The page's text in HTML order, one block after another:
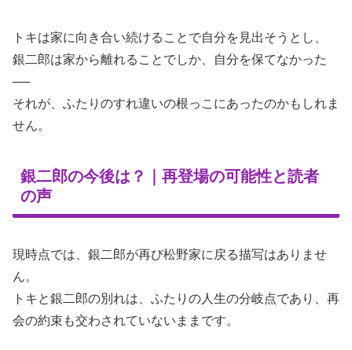
トキは家に向き合い続けることで自分を見出そうとし、
銀二郎は家から離れることでしか、自分を保てなかった
──
それが、ふたりのすれ違いの根っこにあったのかもしれま
せん。
銀二郎の今後は？｜再登場の可能性と読者
の声
現時点では、銀二郎が再び松野家に戻る描写はありませ
ん。
トキと銀二郎の別れは、ふたりの人生の分岐点であり、再
会の約束も交わされていないままです。